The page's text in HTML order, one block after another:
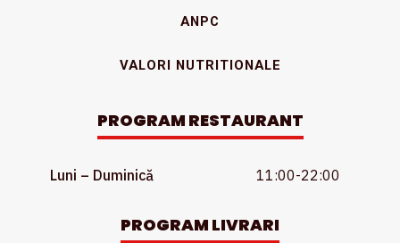
ANPC
VALORI NUTRITIONALE
PROGRAM RESTAURANT
Luni – Duminică 11:00-22:00
PROGRAM LIVRARI